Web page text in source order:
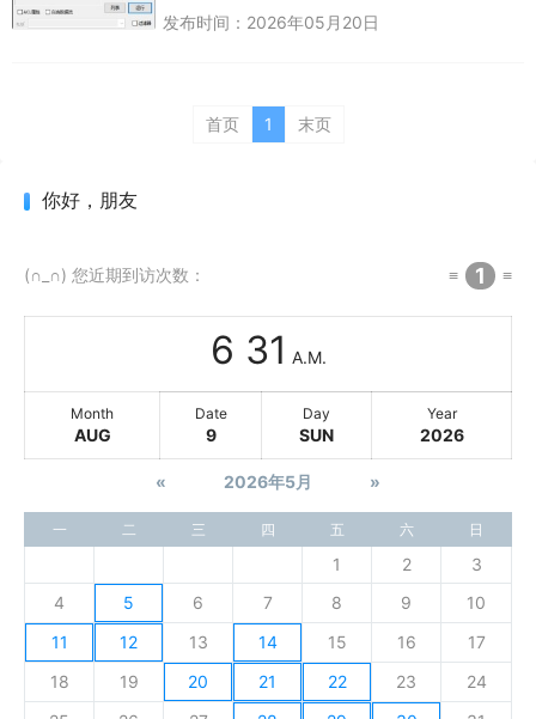
是源于日本的高效文件复制加速软件，支持拖拽操
作，三种不同H...
发布时间：2026年05月20日
首页 1 末页
你好，朋友
(∩_∩) 您近期到访次数： ≡ 1 ≡
6 31 A.M.
Month
AUG
Date
9
Day
SUN
Year
2026
« 2026年5月 »
一 二 三 四 五 六 日
1 2
3
4
5 6 7 8 9
10
11
12 13 14 15 16
17
18
19 20 21 22 23
24